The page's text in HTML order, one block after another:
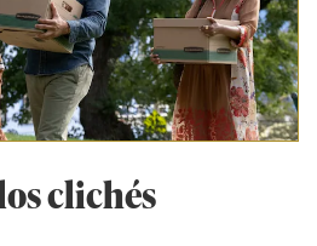
clichés